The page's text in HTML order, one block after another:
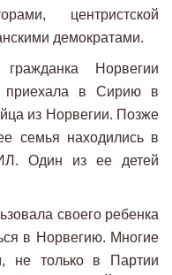
центристской
демократами.
Норвегии
приехала в Сирию в
из Норвегии. Позже
семья находились в
Один из ее детей
своего ребенка
в Норвегию. Многие
не только в Партии